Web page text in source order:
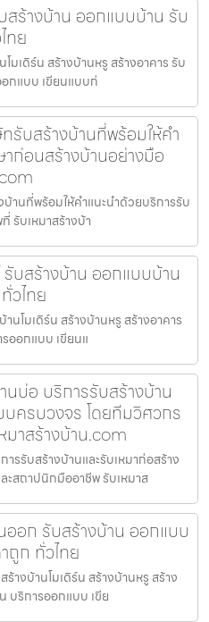
ร้างบ้าน ออกแบบบ้าน รับ
ทย
เดิร์น สร้างบ้านหรู สร้างอาคาร รับ
กแบบ เขียนแบบก่
รับสร้างบ้านที่พร้อมให้คำ
ก่อนสร้างบ้านอย่างมือ
านที่พร้อมให้คำแนะนำด้วยบริการรับ
รับเหมาสร้างบ้า
บสร้างบ้าน ออกแบบบ้าน
วไทย
นโมเดิร์น สร้างบ้านหรู สร้างอาคาร
ออกแบบ เขียนแ
บ่อ บริการรับสร้างบ้าน
บครบวงจร โดยทีมวิศวกร
าสร้างบ้าน.com
รรับสร้างบ้านและรับเหมาก่อสร้าง
สถาปนิกมืออาชีพ รับเหมาส
ออก รับสร้างบ้าน ออกแบบ
ถูก ทั่วไทย
างบ้านโมเดิร์น สร้างบ้านหรู สร้าง
บริการออกแบบ เขีย